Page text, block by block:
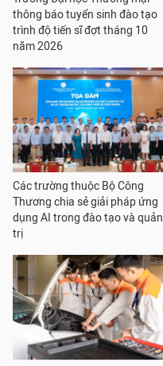
thông báo tuyển sinh đào tạo
trình độ tiến sĩ đợt tháng 10
năm 2026
Các trường thuộc Bộ Công
Thương chia sẻ giải pháp ứng
dụng AI trong đào tạo và quản
trị